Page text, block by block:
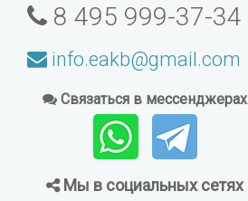
8 495 999-37-34
info.eakb@gmail.com
Связаться в мессенджерах
Мы в социальных сетях